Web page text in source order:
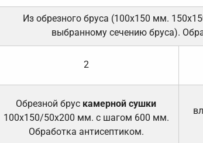
Из обрезного бруса (100х150 мм.
выбранному сечению бруса).
2
Обрезной брус камерной сушки
100х150/50х200 мм. с шагом 600 мм.
Обработка антисептиком.